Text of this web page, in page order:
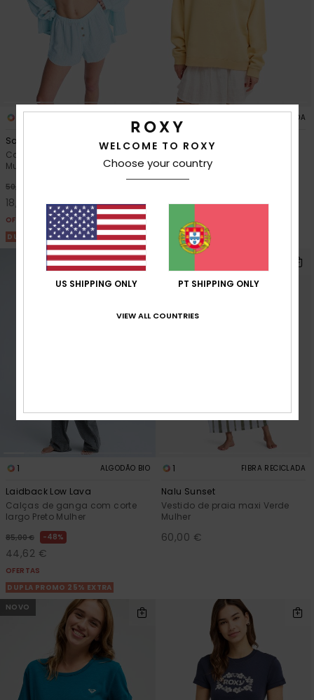
Salty Bliss Stripe
Calções elásticos Branco
Mulher
50,00 €
18,75 €
OFERTAS
DUPLA PROMO 25% EXTRA
FIBRA RECICLADA
Lineup Oversized
Mulher
24,37 €
OFERTAS
DUPLA PROMO 25% EXTRA
1 ALGODÃO BIO
Laidback Low Lava
Calças de ganga com corte
largo Preto Mulher
85,00 € 48%
44,62 €
OFERTAS
DUPLA PROMO 25% EXTRA
1 FIBRA RECICLADA
Nalu Sunset
Vestido de praia maxi Verde
Mulher
60,00 €
NOVO
WELCOME TO ROXY
Choose your country
US SHIPPING ONLY PT SHIPPING ONLY
VIEW ALL COUNTRIES